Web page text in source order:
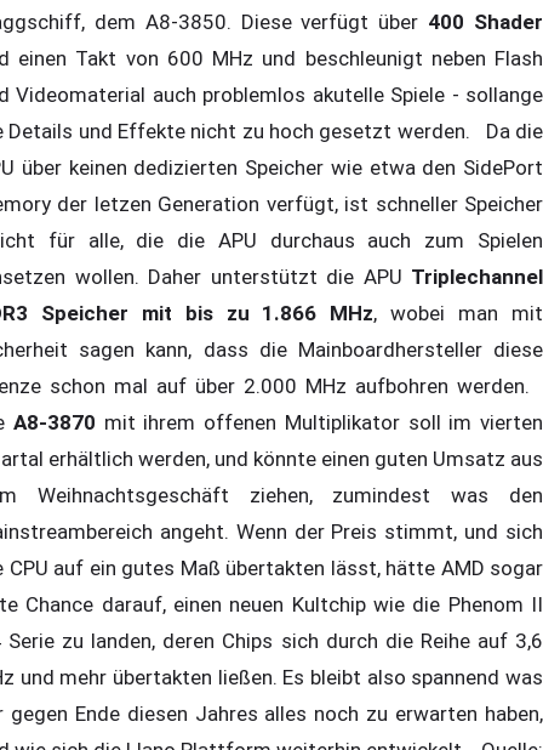
dem A8-3850. Diese verfügt über 400 Shader
einen Takt von 600 MHz und beschleunigt neben Flash
Videomaterial auch problemlos akutelle Spiele - sollange
Details und Effekte nicht zu hoch gesetzt werden. Da die
über keinen dedizierten Speicher wie etwa den SidePort
der letzen Generation verfügt, ist schneller Speicher
für alle, die die APU durchaus auch zum Spielen
wollen. Daher unterstützt die APU Triplechannel
Speicher mit bis zu 1.866 MHz, wobei man mit
sagen kann, dass die Mainboardhersteller diese
schon mal auf über 2.000 MHz aufbohren werden.
A8-3870 mit ihrem offenen Multiplikator soll im vierten
erhältlich werden, und könnte einen guten Umsatz aus
Weihnachtsgeschäft ziehen, zumindest was den
angeht. Wenn der Preis stimmt, und sich
CPU auf ein gutes Maß übertakten lässt, hätte AMD sogar
Chance darauf, einen neuen Kultchip wie die Phenom II
Serie zu landen, deren Chips sich durch die Reihe auf 3,6
und mehr übertakten ließen. Es bleibt also spannend was
gegen Ende diesen Jahres alles noch zu erwarten haben,